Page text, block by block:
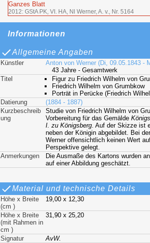
Ganzes Blatt
2012: GStA PK, VI. HA, Nl Werner, A. v., Nr. 5164
Informationen
Allgemeine Angaben
Künstler Anton von Werner (Di, 09.05.1843 -
43 Jahre - Gesamtwerk
Titel
Figur zu Friedrich Wilhelm von
Friedrich Wilhelm von Grumbkow
Porträt in Perücke (Friedrich
Datierung
(1884 - 1887)
Kurzbeschreib
ung
Studie von Friedrich Wilhelm von
Vorbereitung für das Gemälde
I. zu Königsberg. Auf der Skizze ist
neben der Königin abgebildet. Bei
Werner offensichtlich keinen Wert
Perspektive gelegt.
Anmerkungen
Die Ausmaße des Kartons wurden
auf einer Abbildung geschätzt.
Material und technische Details
Höhe x Breite
(cm )
19,00 x 12,30
Höhe x Breite
(mit Rahmen in
cm )
31,90 x 25,20
Signatur
AvW.